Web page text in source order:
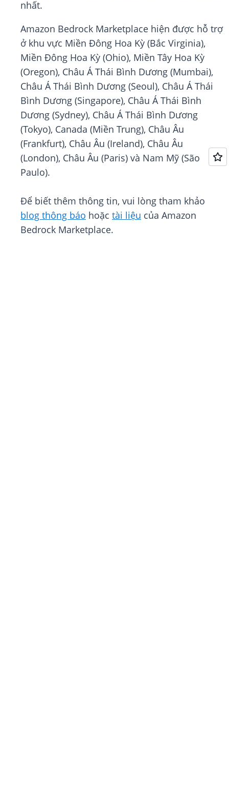
nhất.
Amazon Bedrock Marketplace hiện được hỗ trợ
ở khu vực Miền Đông Hoa Kỳ (Bắc Virginia),
Miền Đông Hoa Kỳ (Ohio), Miền Tây Hoa Kỳ
(Oregon), Châu Á Thái Bình Dương (Mumbai),
Châu Á Thái Bình Dương (Seoul), Châu Á Thái
Bình Dương (Singapore), Châu Á Thái Bình
Dương (Sydney), Châu Á Thái Bình Dương
(Tokyo), Canada (Miền Trung), Châu Âu
(Frankfurt), Châu Âu (Ireland), Châu Âu
(London), Châu Âu (Paris) và Nam Mỹ (São
Paulo).
Để biết thêm thông tin, vui lòng tham khảo
blog thông báo hoặc tài liệu của Amazon
Bedrock Marketplace.